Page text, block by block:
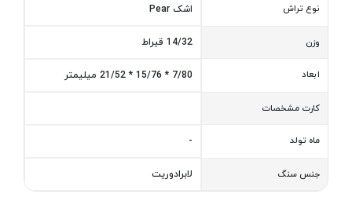
نوع تراش اشک Pear
وزن 14/32 قیراط
ابعاد 7/80 * 15/76 * 21/52 میلیمتر
کارت مشخصات
ماه تولد -
جنس سنگ لابرادوریت